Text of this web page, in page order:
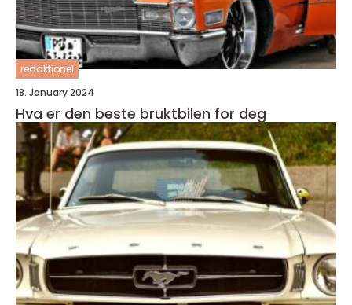
redaktionel
18. January 2024
Hva er den beste bruktbilen for deg